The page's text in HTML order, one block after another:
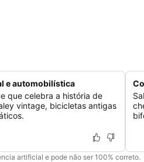
e automobilística
que celebra a história de
vintage, bicicletas antigas
artificial e pode não ser 100% correto.